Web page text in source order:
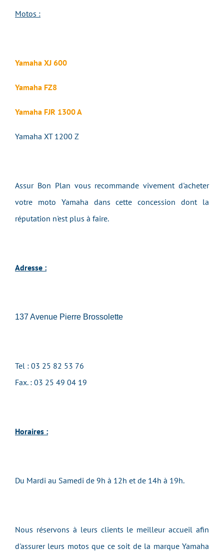
Motos :
Yamaha XJ 600
Yamaha FZ8
Yamaha FJR 1300 A
Yamaha XT 1200 Z
Assur Bon Plan vous recommande vivement d'acheter
votre moto Yamaha dans cette concession dont la
réputation n'est plus à faire.
Adresse :
137 Avenue Pierre Brossolette
Tel : 03 25 82 53 76
Fax. : 03 25 49 04 19
Horaires :
Du Mardi au Samedi de 9h à 12h et de 14h à 19h.
Nous réservons à leurs clients le meilleur accueil afin
d'assurer leurs motos que ce soit de la marque Yamaha